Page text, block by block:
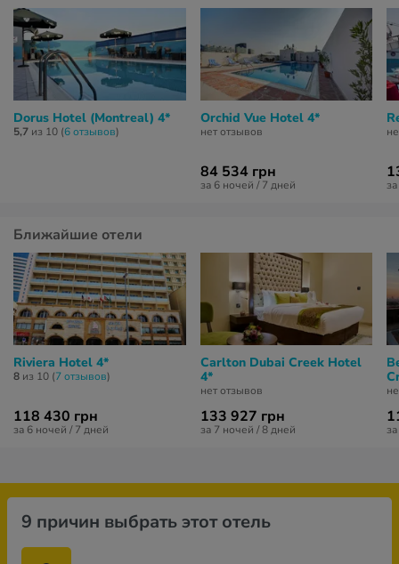
Dorus Hotel (Montreal) 4*
5,7 из 10 (6 отзывов)
Orchid Vue Hotel 4*
нет отзывов
84 534 грн
за 6 ночей / 7 дней
Ближайшие отели
Riviera Hotel 4*
8 из 10 (7 отзывов)
118 430 грн
за 6 ночей / 7 дней
Carlton Dubai Creek Hotel
4*
нет отзывов
133 927 грн
за 7 ночей / 8 дней
9 причин выбрать этот отель